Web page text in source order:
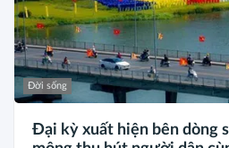
Đời sống
Đại kỳ xuất hiện bên dòng